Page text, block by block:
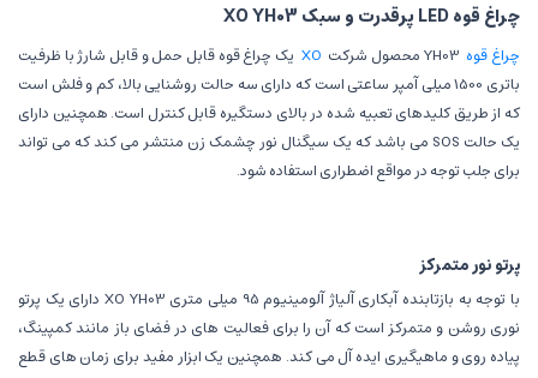
چراغ قوه LED پرقدرت و سبک XO YH03
چراغ قوه YH03 محصول شرکت XO یک چراغ قوه قابل حمل و قابل شارژ با ظرفیت
باتری 1500 میلی آمپر ساعتی است که دارای سه حالت روشنایی بالا، کم و فلش است
که از طریق کلیدهای تعبیه شده در بالای دستگیره قابل کنترل است. همچنین دارای
یک حالت SOS می باشد که یک سیگنال نور چشمک زن منتشر می کند که می تواند
برای جلب توجه در مواقع اضطراری استفاده شود.
پرتو نور متمرکز
با توجه به بازتابنده آبکاری آلیاژ آلومینیوم 95 میلی متری XO YH03 دارای یک پرتو
نوری روشن و متمرکز است که آن را برای فعالیت های در فضای باز مانند کمپینگ،
پیاده روی و ماهیگیری ایده آل می کند. همچنین یک ابزار مفید برای زمان های قطع